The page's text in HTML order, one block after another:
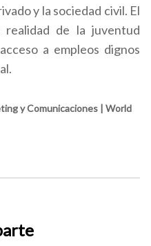
y la sociedad civil. El
realidad de la juventud
a empleos dignos
y Comunicaciones | World